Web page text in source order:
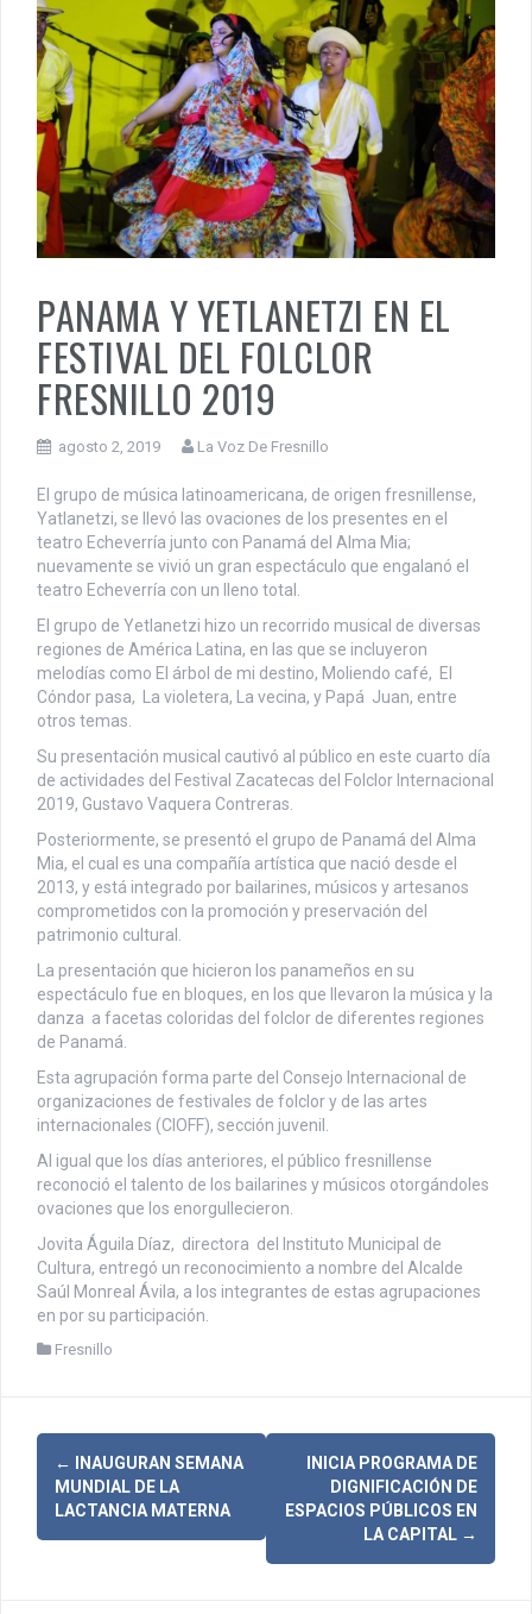
PANAMA Y YETLANETZI EN EL
FESTIVAL DEL FOLCLOR
FRESNILLO 2019
agosto 2, 2019 La Voz De Fresnillo
El grupo de música latinoamericana, de origen fresnillense,
Yatlanetzi, se llevó las ovaciones de los presentes en el
teatro Echeverría junto con Panamá del Alma Mia;
nuevamente se vivió un gran espectáculo que engalanó el
teatro Echeverría con un lleno total.
El grupo de Yetlanetzi hizo un recorrido musical de diversas
regiones de América Latina, en las que se incluyeron
melodías como El árbol de mi destino, Moliendo café, El
Cóndor pasa, La violetera, La vecina, y Papá Juan, entre
otros temas.
Su presentación musical cautivó al público en este cuarto día
de actividades del Festival Zacatecas del Folclor Internacional
2019, Gustavo Vaquera Contreras.
Posteriormente, se presentó el grupo de Panamá del Alma
Mia, el cual es una compañía artística que nació desde el
2013, y está integrado por bailarines, músicos y artesanos
comprometidos con la promoción y preservación del
patrimonio cultural.
La presentación que hicieron los panameños en su
espectáculo fue en bloques, en los que llevaron la música y la
danza a facetas coloridas del folclor de diferentes regiones
de Panamá.
Esta agrupación forma parte del Consejo Internacional de
organizaciones de festivales de folclor y de las artes
internacionales (CIOFF), sección juvenil.
Al igual que los días anteriores, el público fresnillense
reconoció el talento de los bailarines y músicos otorgándoles
ovaciones que los enorgullecieron.
Jovita Águila Díaz, directora del Instituto Municipal de
Cultura, entregó un reconocimiento a nombre del Alcalde
Saúl Monreal Ávila, a los integrantes de estas agrupaciones
en por su participación.
Fresnillo
N←
INAUGURAN SEMANA
MUNDIAL DE LA
LACTANCIA MATERNA
INICIA PROGRAMA DE
DIGNIFICACIÓN DE
ESPACIOS PÚBLICOS EN
LA CAPITAL →